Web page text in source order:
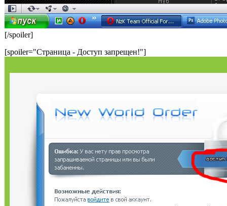
[/spoiler]
[spoiler="Страница - Доступ запрещен!"]